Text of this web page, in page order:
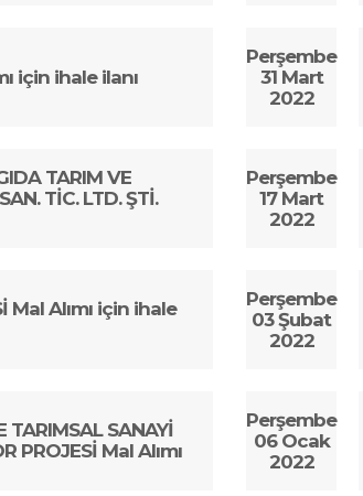
için ihale ilanı
Perşembe
31 Mart
2022
TARIM VE
TİC. LTD. ŞTİ.
Perşembe
17 Mart
2022
Mal Alımı için ihale
Perşembe
03 Şubat
2022
TARIMSAL SANAYİ
PROJESİ Mal Alımı
Perşembe
06 Ocak
2022